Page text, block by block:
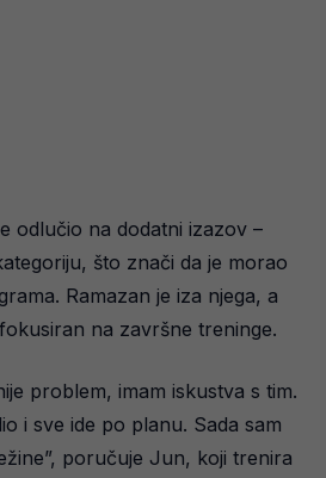
odlučio na dodatni izazov –
što znači da je morao
Ramazan je iza njega, a
na završne treninge.
problem, imam iskustva s tim.
i sve ide po planu. Sada sam
poručuje Jun, koji trenira